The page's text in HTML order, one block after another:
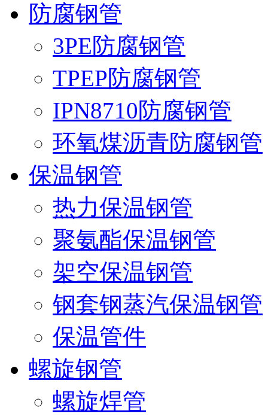
防腐钢管
3PE防腐钢管
TPEP防腐钢管
IPN8710防腐钢管
环氧煤沥青防腐钢管
保温钢管
热力保温钢管
聚氨酯保温钢管
架空保温钢管
钢套钢蒸汽保温钢管
保温管件
螺旋钢管
螺旋焊管